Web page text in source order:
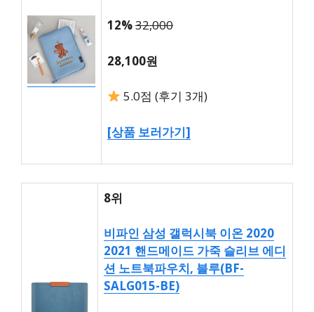
12%32,000
28,100원
5.0점 (후기 3개)
[상품 보러가기]
8위
비파인 삼성 갤럭시북 이온 2020
2021 핸드메이드 가죽 슬리브 에디
션 노트북파우치, 블루(BF-
SALG015-BE)